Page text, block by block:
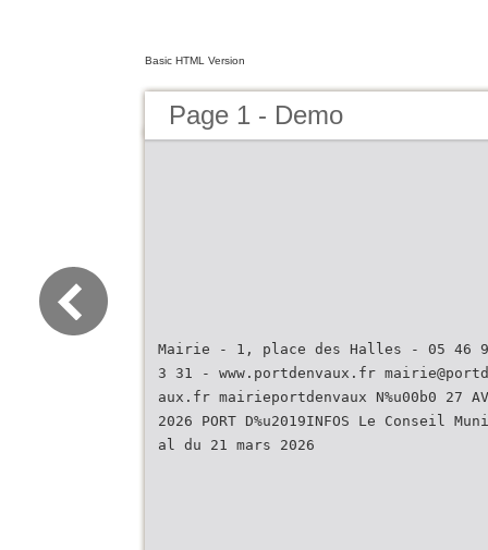
Basic HTML Version
Page 1 - Demo
Mairie - 1, place des Halles - 05 46
3 31 - www.portdenvaux.fr
aux.fr mairieportdenvaux N%u00b0 27
2026 PORT D%u2019INFOS Le Conseil